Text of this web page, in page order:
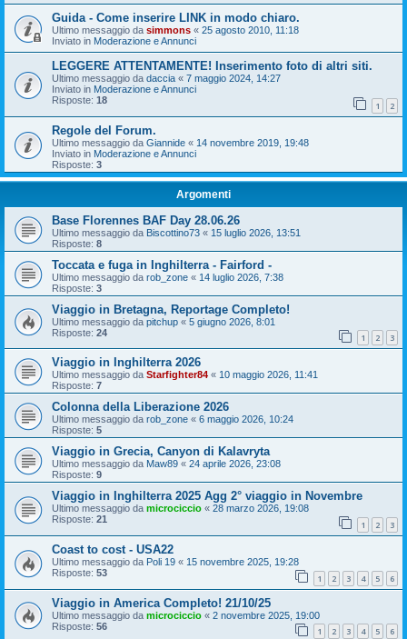
Guida - Come inserire LINK in modo chiaro.
Ultimo messaggio da simmons « 25 agosto 2010, 11:18
Inviato in Moderazione e Annunci
LEGGERE ATTENTAMENTE! Inserimento foto di altri siti.
Ultimo messaggio da daccia « 7 maggio 2024, 14:27
Inviato in Moderazione e Annunci
Risposte: 18 1 2
Regole del Forum.
Ultimo messaggio da Giannide « 14 novembre 2019, 19:48
Inviato in Moderazione e Annunci
Risposte: 3
Argomenti
Base Florennes BAF Day 28.06.26
Ultimo messaggio da Biscottino73 « 15 luglio 2026, 13:51
Risposte: 8
Toccata e fuga in Inghilterra - Fairford -
Ultimo messaggio da rob_zone « 14 luglio 2026, 7:38
Risposte: 3
Viaggio in Bretagna, Reportage Completo!
Ultimo messaggio da pitchup « 5 giugno 2026, 8:01
Risposte: 24 1 2 3
Viaggio in Inghilterra 2026
Ultimo messaggio da Starfighter84 « 10 maggio 2026, 11:41
Risposte: 7
Colonna della Liberazione 2026
Ultimo messaggio da rob_zone « 6 maggio 2026, 10:24
Risposte: 5
Viaggio in Grecia, Canyon di Kalavryta
Ultimo messaggio da Maw89 « 24 aprile 2026, 23:08
Risposte: 9
Viaggio in Inghilterra 2025 Agg 2° viaggio in Novembre
Ultimo messaggio da microciccio « 28 marzo 2026, 19:08
Risposte: 21 1 2 3
Coast to cost - USA22
Ultimo messaggio da Poli 19 « 15 novembre 2025, 19:28
Risposte: 53 1 2 3 4 5 6
Viaggio in America Completo! 21/10/25
Ultimo messaggio da microciccio « 2 novembre 2025, 19:00
Risposte: 56 1 2 3 4 5 6